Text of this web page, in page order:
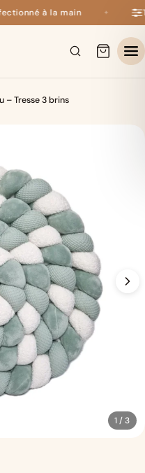
à la main
– Tresse 3 brins
1 / 3